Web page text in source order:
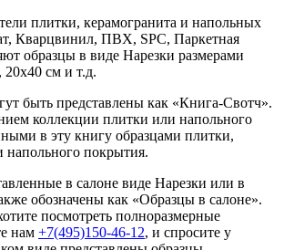
плитки, керамогранита и напольных
Кварцвинил, ПВХ, SPC, Паркетная
образцы в виде Нарезки размерами
20х40 см и т.д.
быть представлены как «Книга-Свотч».
коллекции плитки или напольного
в эту книгу образцами плитки,
напольного покрытия.
в салоне виде Нарезки или в
обозначены как «Образцы в салоне».
посмотреть полноразмерные
нам +7(495)150-46-12, и спросите у